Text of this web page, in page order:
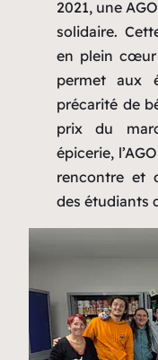
2021, une
solidaire.
en plein cœur
permet aux
précarité de
prix du
épicerie,
rencontre et
des étudiants